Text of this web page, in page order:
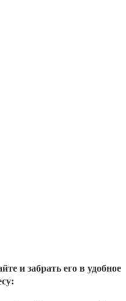
и забрать его в удобное